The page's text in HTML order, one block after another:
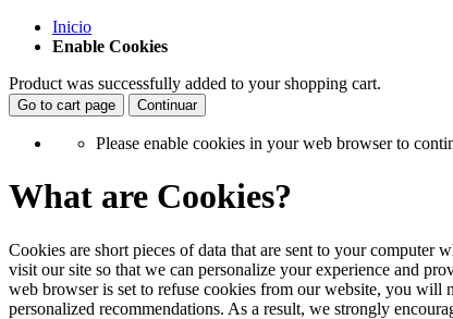
Inicio
Enable Cookies
Product was successfully added to your shopping cart.
Go to cart page Continuar
Please enable cookies in your web browser to
What are Cookies?
Cookies are short pieces of data that are sent to your
visit our site so that we can personalize your experience and
web browser is set to refuse cookies from our website, you will
personalized recommendations. As a result, we strongly